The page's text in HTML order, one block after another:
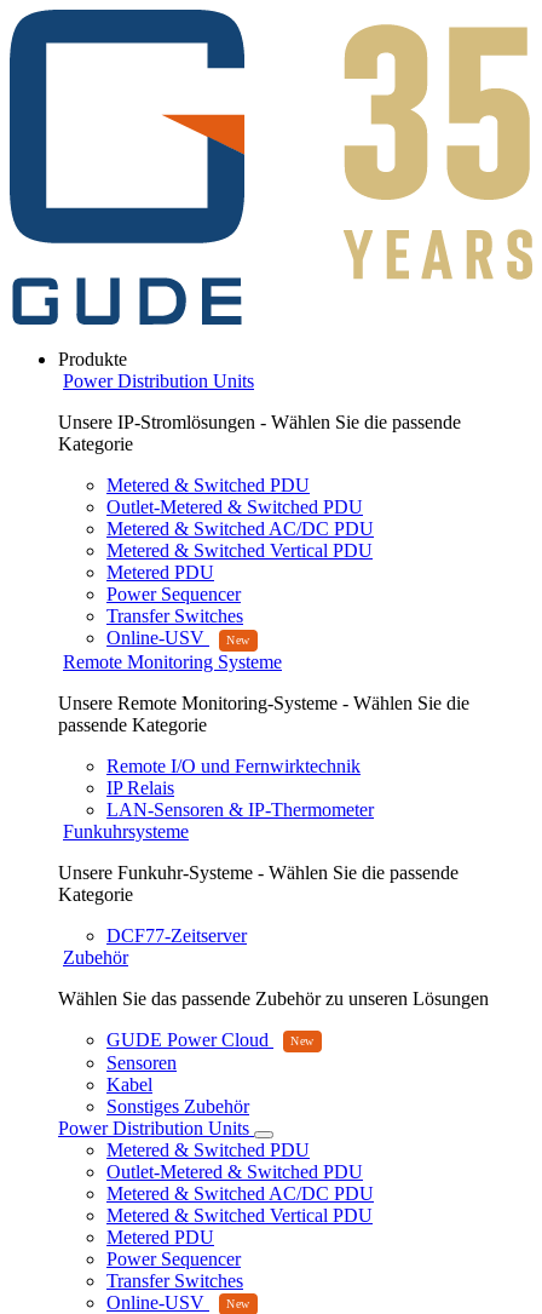
Produkte
Power Distribution Units
Unsere IP-Stromlösungen - Wählen Sie die passende
Kategorie
Metered & Switched PDU
Outlet-Metered & Switched PDU
Metered & Switched AC/DC PDU
Metered & Switched Vertical PDU
Metered PDU
Power Sequencer
Transfer Switches
Online-USV
Remote Monitoring Systeme
Unsere Remote Monitoring-Systeme - Wählen Sie die
passende Kategorie
Remote I/O und Fernwirktechnik
IP Relais
LAN-Sensoren & IP-Thermometer
Funkuhrsysteme
Unsere Funkuhr-Systeme - Wählen Sie die passende
Kategorie
DCF77-Zeitserver
Zubehör
Wählen Sie das passende Zubehör zu unseren Lösungen
GUDE Power Cloud
Sensoren
Kabel
Sonstiges Zubehör
Power Distribution Units
Metered & Switched PDU
Outlet-Metered & Switched PDU
Metered & Switched AC/DC PDU
Metered & Switched Vertical PDU
Metered PDU
Power Sequencer
Transfer Switches
Online-USV